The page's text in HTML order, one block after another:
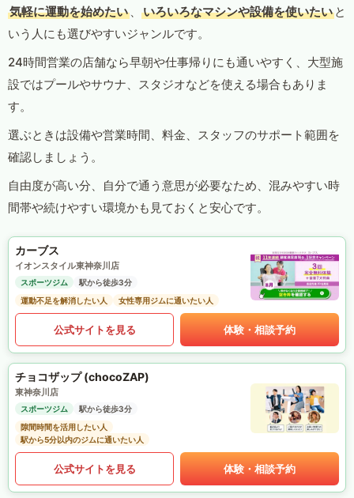
気軽に運動を始めたい 、 いろいろなマシンや設備を使いたい と
いう人にも選びやすいジャンルです。
24時間営業の店舗なら早朝や仕事帰りにも通いやすく、大型施
設ではプールやサウナ、スタジオなどを使える場合もありま
す。
選ぶときは設備や営業時間、料金、スタッフのサポート範囲を
確認しましょう。
自由度が高い分、自分で通う意思が必要なため、混みやすい時
間帯や続けやすい環境かも見ておくと安心です。
カーブス
イオンスタイル東神奈川店
スポーツジム
駅から徒歩3分
運動不足を解消したい人
女性専用ジムに通いたい人
公式サイトを見る 体験・相談予約
チョコザップ (chocoZAP)
東神奈川店
スポーツジム
駅から徒歩3分
隙間時間を活用したい人
駅から5分以内のジムに通いたい人
公式サイトを見る 体験・相談予約